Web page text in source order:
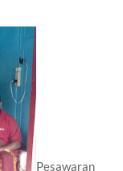
Pesawaran